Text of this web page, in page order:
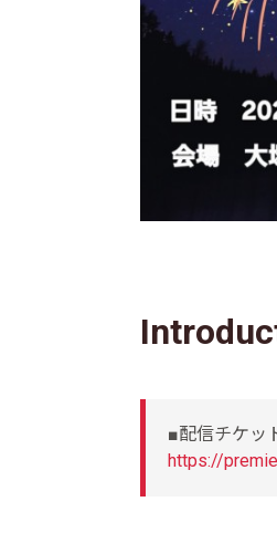
■配信チケッ
https://